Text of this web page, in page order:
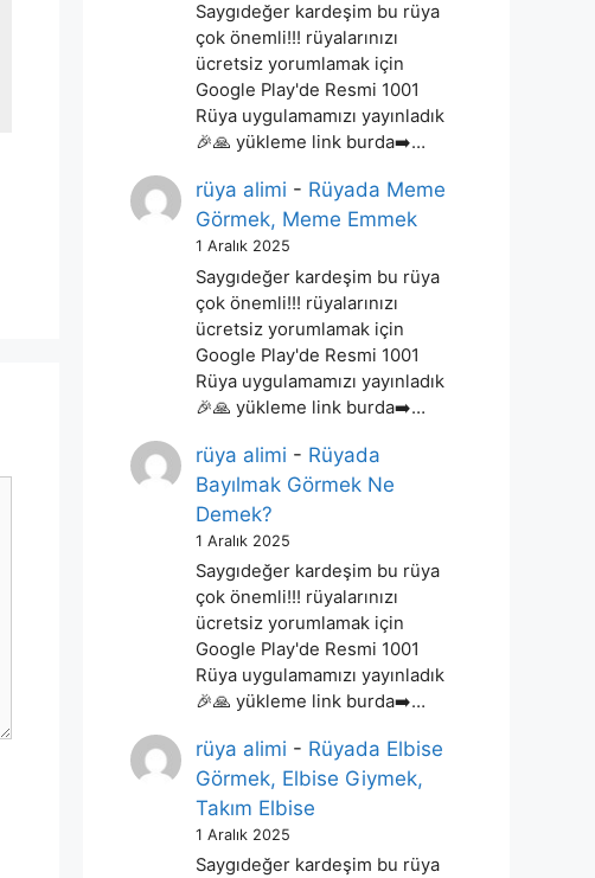
Saygıdeğer kardeşim bu rüya
çok önemli!!! rüyalarınızı
ücretsiz yorumlamak için
Google Play'de Resmi 1001
Rüya uygulamamızı yayınladık
🎉🙏 yükleme link burda➡️…
rüya alimi - Rüyada Meme
Görmek, Meme Emmek
1 Aralık 2025
Saygıdeğer kardeşim bu rüya
çok önemli!!! rüyalarınızı
ücretsiz yorumlamak için
Google Play'de Resmi 1001
Rüya uygulamamızı yayınladık
🎉🙏 yükleme link burda➡️…
rüya alimi - Rüyada
Bayılmak Görmek Ne
Demek?
1 Aralık 2025
Saygıdeğer kardeşim bu rüya
çok önemli!!! rüyalarınızı
ücretsiz yorumlamak için
Google Play'de Resmi 1001
Rüya uygulamamızı yayınladık
🎉🙏 yükleme link burda➡️…
rüya alimi - Rüyada Elbise
Görmek, Elbise Giymek,
Takım Elbise
1 Aralık 2025
Saygıdeğer kardeşim bu rüya